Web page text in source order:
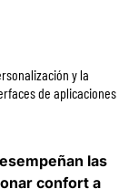
y la
de aplicaciones
las
confort a